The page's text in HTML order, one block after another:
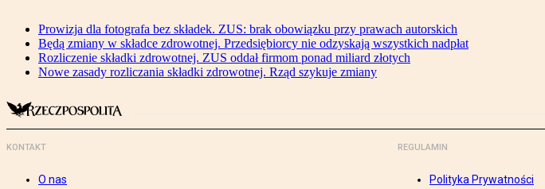
Prowizja dla fotografa bez składek. ZUS: brak obowiązku przy prawach autorskich
Będą zmiany w składce zdrowotnej. Przedsiębiorcy nie odzyskają wszystkich nadpłat
Rozliczenie składki zdrowotnej. ZUS oddał firmom ponad miliard złotych
Nowe zasady rozliczania składki zdrowotnej. Rząd szykuje zmiany
KONTAKT
O nas
REGULAMIN
Polityka Prywatności